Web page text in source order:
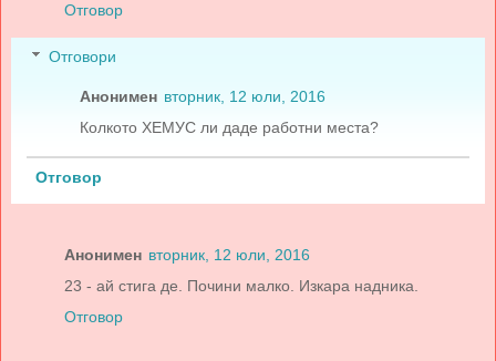
Отговор
Отговори
Анонимен вторник, 12 юли, 2016
Колкото ХЕМУС ли даде работни места?
Отговор
Анонимен вторник, 12 юли, 2016
23 - ай стига де. Почини малко. Изкара надника.
Отговор